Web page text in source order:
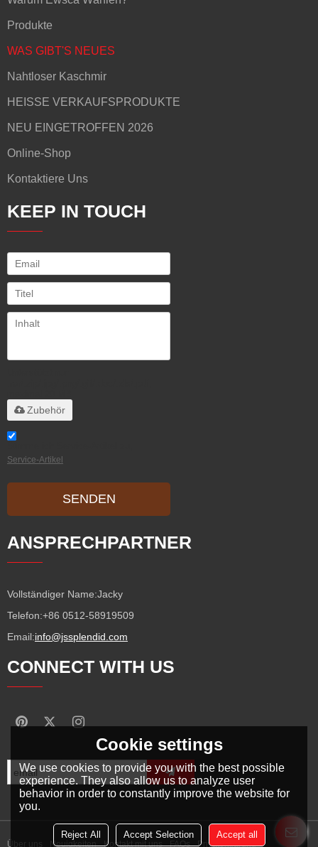
Produkte
WAS GIBT'S NEUES
Nahtloser Kaschmir
HEISSE VERKAUFSPRODUKTE
NEU EINGETROFFEN 2026
Online-Shop
Kontaktiere Uns
KEEP IN TOUCH
Zubehör
Service-Artikel
SENDEN
ANSPRECHPARTNER
Vollständiger Name:Jacky
Telefon:+86 0512-58919509
Email:info@jssplendid.com
CONNECT WITH US
Über uns Neuigkeiten Kontakt mit uns FAQs Privaterklärung
Cookie settings
We use cookies to provide you with the best possible
experience. They also allow us to analyze user
behavior in order to constantly improve the website for
you.
Reject All Accept Selection Accept all